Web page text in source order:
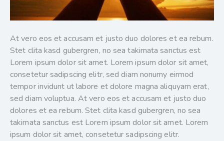
At vero eos et accusam et justo duo dolores et ea rebum.
Stet clita kasd gubergren, no sea takimata sanctus est
Lorem ipsum dolor sit amet. Lorem ipsum dolor sit amet,
consetetur sadipscing elitr, sed diam nonumy eirmod
tempor invidunt ut labore et dolore magna aliquyam erat,
sed diam voluptua. At vero eos et accusam et justo duo
dolores et ea rebum. Stet clita kasd gubergren, no sea
takimata sanctus est Lorem ipsum dolor sit amet. Lorem
ipsum dolor sit amet, consetetur sadipscing elitr.